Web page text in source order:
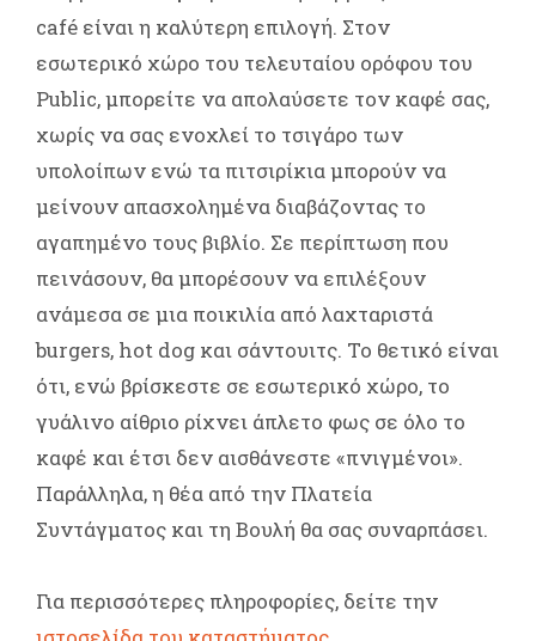
café είναι η καλύτερη επιλογή. Στον
εσωτερικό χώρο του τελευταίου ορόφου του
Public, μπορείτε να απολαύσετε τον καφέ σας,
χωρίς να σας ενοχλεί το τσιγάρο των
υπολοίπων ενώ τα πιτσιρίκια μπορούν να
μείνουν απασχολημένα διαβάζοντας το
αγαπημένο τους βιβλίο. Σε περίπτωση που
πεινάσουν, θα μπορέσουν να επιλέξουν
ανάμεσα σε μια ποικιλία από λαχταριστά
burgers, hot dog και σάντουιτς. Το θετικό είναι
ότι, ενώ βρίσκεστε σε εσωτερικό χώρο, το
γυάλινο αίθριο ρίχνει άπλετο φως σε όλο το
καφέ και έτσι δεν αισθάνεστε «πνιγμένοι».
Παράλληλα, η θέα από την Πλατεία
Συντάγματος και τη Βουλή θα σας συναρπάσει.
Για περισσότερες πληροφορίες, δείτε την